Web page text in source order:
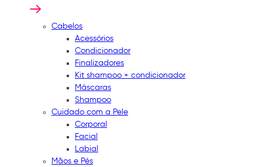
Cabelos
Acessórios
Condicionador
Finalizadores
Kit shampoo + condicionador
Máscaras
Shampoo
Cuidado com a Pele
Corporal
Facial
Labial
Mãos e Pés